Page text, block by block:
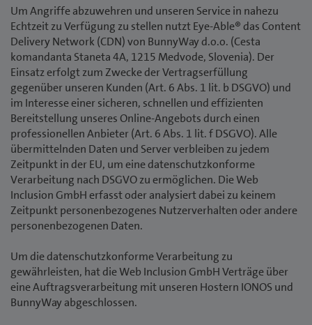
Um Angriffe abzuwehren und unseren Service in nahezu
Echtzeit zu Verfügung zu stellen nutzt Eye-Able® das Content
Delivery Network (CDN) von BunnyWay d.o.o. (Cesta
komandanta Staneta 4A, 1215 Medvode, Slovenia). Der
Einsatz erfolgt zum Zwecke der Vertragserfüllung
gegenüber unseren Kunden (Art. 6 Abs. 1 lit. b DSGVO) und
im Interesse einer sicheren, schnellen und effizienten
Bereitstellung unseres Online-Angebots durch einen
professionellen Anbieter (Art. 6 Abs. 1 lit. f DSGVO). Alle
übermittelnden Daten und Server verbleiben zu jedem
Zeitpunkt in der EU, um eine datenschutzkonforme
Verarbeitung nach DSGVO zu ermöglichen. Die Web
Inclusion GmbH erfasst oder analysiert dabei zu keinem
Zeitpunkt personenbezogenes Nutzerverhalten oder andere
personenbezogenen Daten.
Um die datenschutzkonforme Verarbeitung zu
gewährleisten, hat die Web Inclusion GmbH Verträge über
eine Auftragsverarbeitung mit unseren Hostern IONOS und
BunnyWay abgeschlossen.